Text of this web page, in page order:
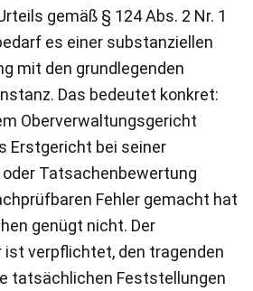
gemäß § 124 Abs. 2 Nr. 1
es einer substanziellen
mit den grundlegenden
Das bedeutet konkret:
Oberverwaltungsgericht
Erstgericht bei seiner
Tatsachenbewertung
Fehler gemacht hat
genügt nicht. Der
verpflichtet, den tragenden
tatsächlichen Feststellungen